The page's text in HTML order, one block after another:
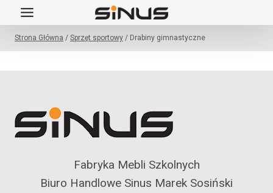
Przejdź
do
treściStrona Główna / Sprzęt sportowy / Drabiny gimnastyczne
Fabryka Mebli Szkolnych
Biuro Handlowe Sinus Marek Sosiński